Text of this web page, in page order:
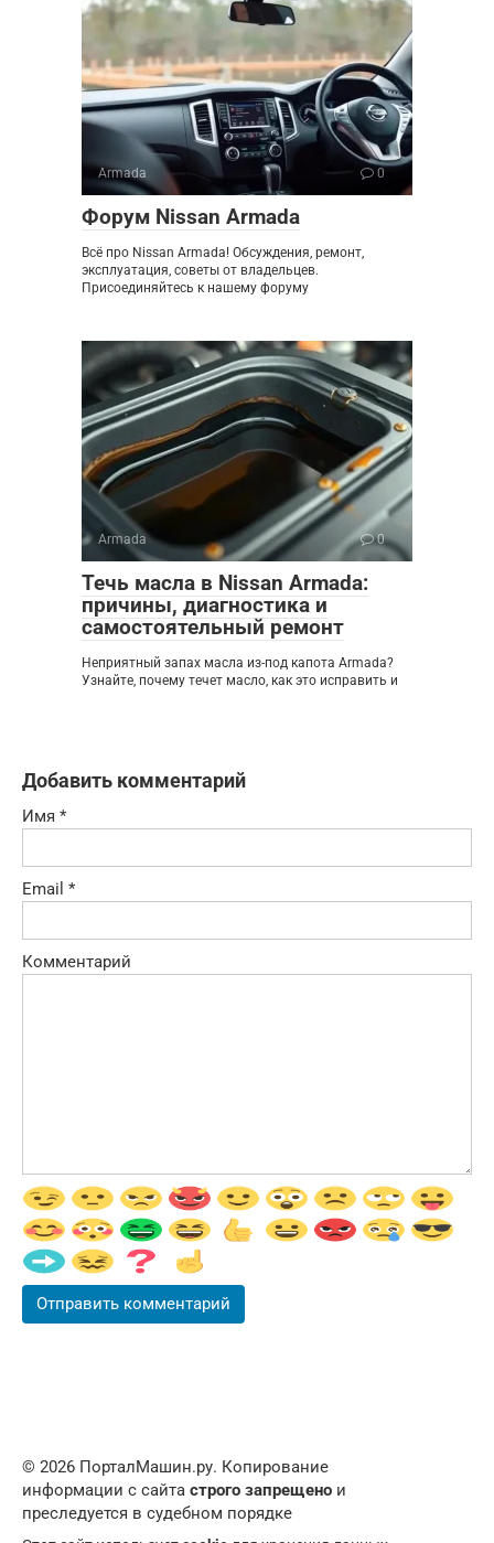
Armada 0
Форум Nissan Armada
Всё про Nissan Armada! Обсуждения, ремонт,
эксплуатация, советы от владельцев.
Присоединяйтесь к нашему форуму
Armada 0
Течь масла в Nissan Armada:
причины, диагностика и
самостоятельный ремонт
Неприятный запах масла из-под капота Armada?
Узнайте, почему течет масло, как это исправить и
Добавить комментарий
Имя *
Email *
Комментарий
© 2026 ПорталМашин.ру. Копирование
информации с сайта строго запрещено и
преследуется в судебном порядке